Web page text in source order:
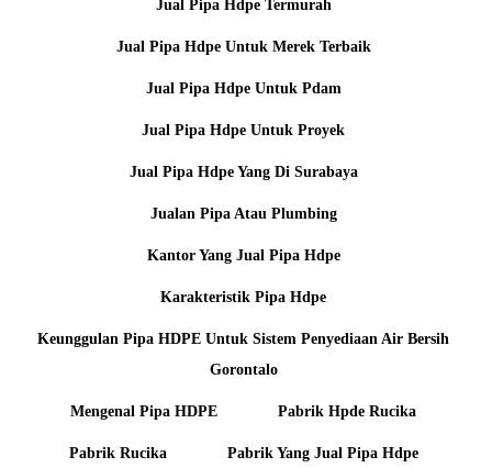
Jual Pipa Hdpe Termurah
Jual Pipa Hdpe Untuk Merek Terbaik
Jual Pipa Hdpe Untuk Pdam
Jual Pipa Hdpe Untuk Proyek
Jual Pipa Hdpe Yang Di Surabaya
Jualan Pipa Atau Plumbing
Kantor Yang Jual Pipa Hdpe
Karakteristik Pipa Hdpe
Keunggulan Pipa HDPE Untuk Sistem Penyediaan Air Bersih
Gorontalo
Mengenal Pipa HDPE Pabrik Hpde Rucika
Pabrik Rucika Pabrik Yang Jual Pipa Hdpe